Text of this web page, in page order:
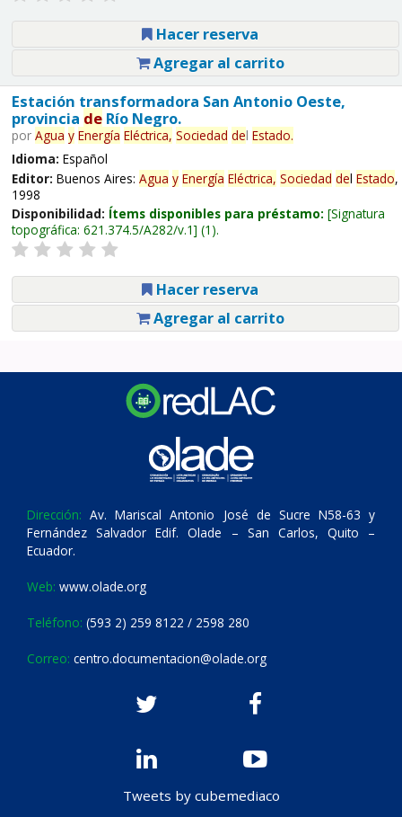
Hacer reserva
Agregar al carrito
Estación transformadora San Antonio Oeste,
provincia deRío Negro.
por Agua y Energía Eléctrica, Sociedad del Estado.
Idioma: Español
Editor: Buenos Aires: Agua y Energía Eléctrica, Sociedad del Estado,
1998
Disponibilidad: Ítems disponibles para préstamo: Signatura
topográfica: 621.374.5/A282/v.1 (1).
Hacer reserva
Agregar al carrito
Dirección: Av. Mariscal Antonio José de Sucre N58-63 y
Fernández Salvador Edif. Olade – San Carlos, Quito –
Ecuador.
Web: www.olade.org
Teléfono: (593 2) 259 8122 / 2598 280
Correo: centro.documentacion@olade.org
Tweets by cubemediaco